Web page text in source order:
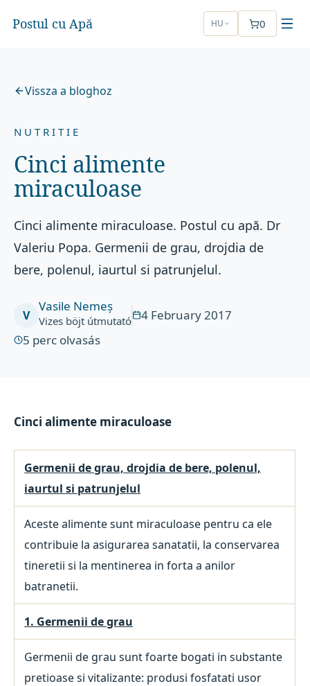
Postul cu Apă HU 0
Vissza a bloghoz
NUTRITIE
Cinci alimente
miraculoase
Cinci alimente miraculoase. Postul cu apă. Dr
Valeriu Popa. Germenii de grau, drojdia de
bere, polenul, iaurtul si patrunjelul.
V
Vasile Nemeș
Vizes böjt útmutató
4 February 2017
5 perc olvasás
Cinci alimente miraculoase
Germenii de grau, drojdia de bere, polenul,
iaurtul si patrunjelul
Aceste alimente sunt miraculoase pentru ca ele
contribuie la asigurarea sanatatii, la conservarea
tineretii si la mentinerea in forta a anilor
batranetii.
1. Germenii de grau
Germenii de grau sunt foarte bogati in substante
pretioase si vitalizante: produsi fosfatati usor